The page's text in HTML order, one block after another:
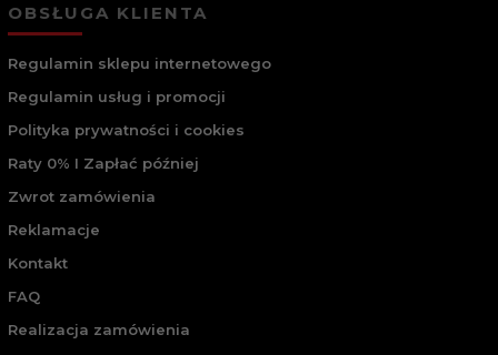
OBSŁUGA KLIENTA
Regulamin sklepu internetowego
Regulamin usług i promocji
Polityka prywatności i cookies
Raty 0% I Zapłać później
Zwrot zamówienia
Reklamacje
Kontakt
FAQ
Realizacja zamówienia